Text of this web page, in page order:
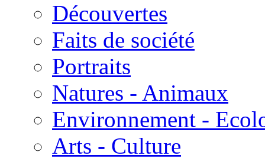
Découvertes
Faits de société
Portraits
Natures - Animaux
Environnement -
Arts - Culture